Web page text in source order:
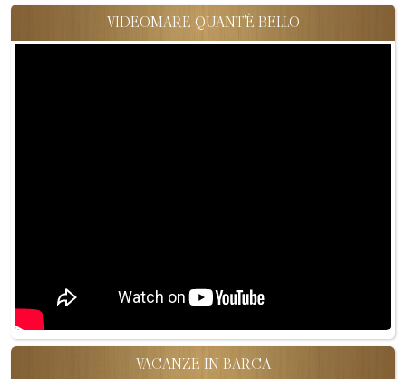
VIDEOMARE QUANT'È BELLO
VACANZE IN BARCA